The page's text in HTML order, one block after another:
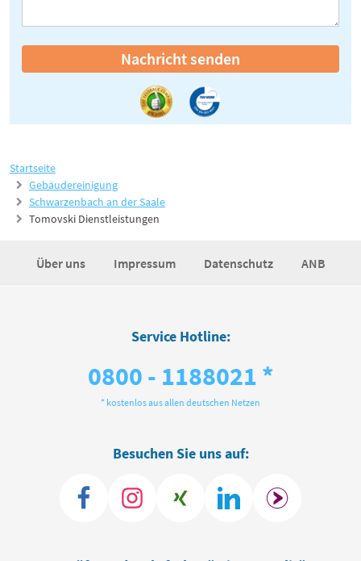
Startseite
Gebäudereinigung
Schwarzenbach an der Saale
Tomovski Dienstleistungen
Nachricht senden
Über uns Impressum Datenschutz ANB
Service Hotline:
0800 - 1188021 *
* kostenlos aus allen deutschen Netzen
Besuchen Sie uns auf: